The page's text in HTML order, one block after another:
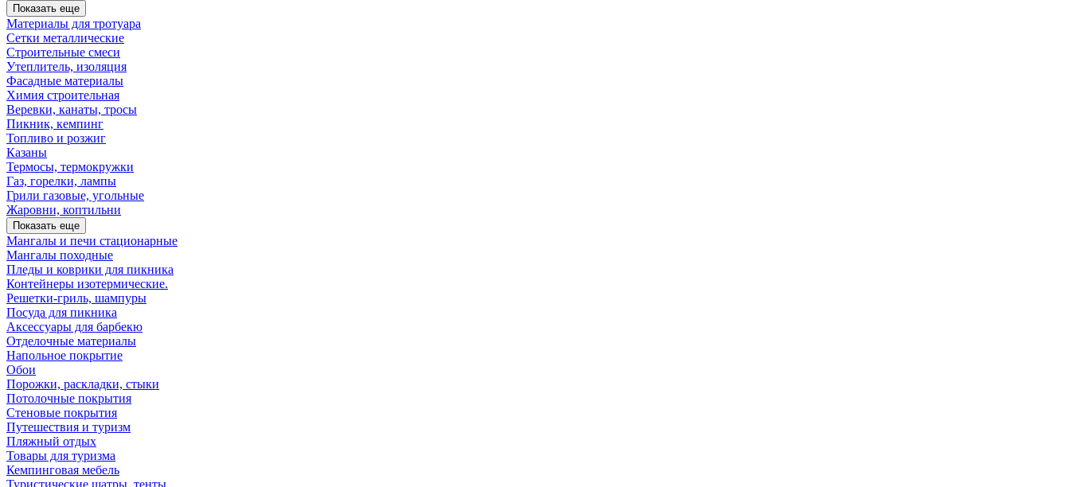
Показать еще
Материалы для тротуара
Сетки металлические
Строительные смеси
Утеплитель, изоляция
Фасадные материалы
Химия строительная
Веревки, канаты, тросы
Пикник, кемпинг
Топливо и розжиг
Казаны
Термосы, термокружки
Газ, горелки, лампы
Грили газовые, угольные
Жаровни, коптильни
Показать еще
Мангалы и печи стационарные
Мангалы походные
Пледы и коврики для пикника
Контейнеры изотермические.
Решетки-гриль, шампуры
Посуда для пикника
Аксессуары для барбекю
Отделочные материалы
Напольное покрытие
Обои
Порожки, раскладки, стыки
Потолочные покрытия
Стеновые покрытия
Путешествия и туризм
Пляжный отдых
Товары для туризма
Кемпинговая мебель
Туристические шатры, тенты